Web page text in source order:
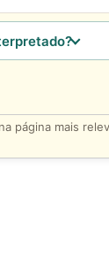
página mais